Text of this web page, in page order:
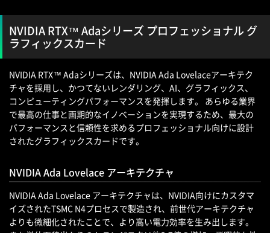
NVIDIA RTX™ Adaシリーズ プロフェッショナル グ
ラフィックスカード
NVIDIA RTX™ Adaシリーズは、NVIDIA Ada Lovelaceアーキテク
チャを採用し、かつてないレンダリング、AI、グラフィックス、
コンピューティングパフォーマンスを発揮します。 あらゆる業界
で最高の仕事と画期的なイノベーションを実現するため、最大の
パフォーマンスと信頼性を求めるプロフェッショナル向けに設計
されたグラフィックスカードです。
NVIDIA Ada Lovelace アーキテクチャ
NVIDIA Ada Lovelace アーキテクチャは、NVIDIA向けにカスタマ
イズされたTSMC N4プロセスで製造され、前世代アーキテクチャ
よりも微細化されたことで、より高い電力効率を生み出します。